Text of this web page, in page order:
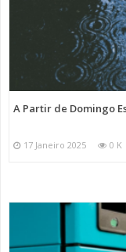
A Partir de Domingo
17 Janeiro 2025 0 K